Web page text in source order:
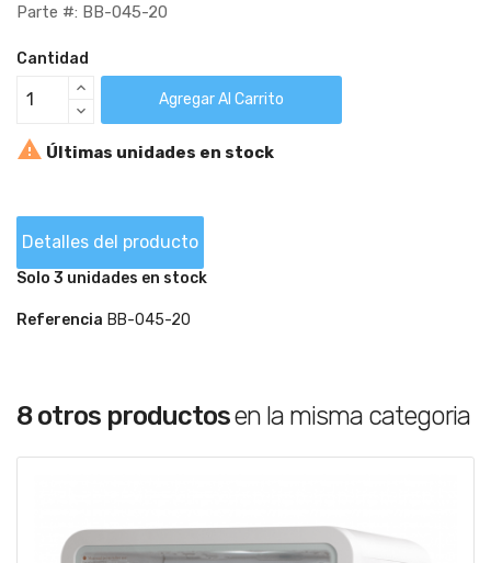
Parte #: BB-045-20
Cantidad
Agregar Al Carrito
 Últimas unidades en stock
Detalles del producto
Solo 3 unidades en stock
Referencia BB-045-20
8 otros productosen la misma categoria